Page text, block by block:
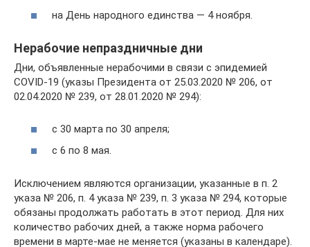
на День народного единства — 4 ноября.
Нерабочие непраздничные дни
Дни, объявленные нерабочими в связи с эпидемией
COVID-19 (указы Президента от 25.03.2020 № 206, от
02.04.2020 № 239, от 28.01.2020 № 294):
с 30 марта по 30 апреля;
с 6 по 8 мая.
Исключением являются организации, указанные в п. 2
указа № 206, п. 4 указа № 239, п. 3 указа № 294, которые
обязаны продолжать работать в этот период. Для них
количество рабочих дней, а также норма рабочего
времени в марте-мае не меняется (указаны в календаре).